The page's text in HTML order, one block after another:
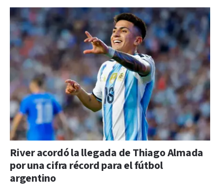
River acordó la llegada de Thiago Almada
por una cifra récord para el fútbol
argentino